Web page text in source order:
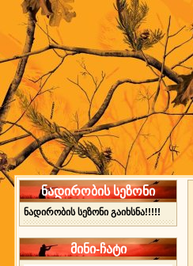
ნადირობის სეზონი
ნადირობის სეზონი გაიხსნა!!!!!
მინი-ჩატი